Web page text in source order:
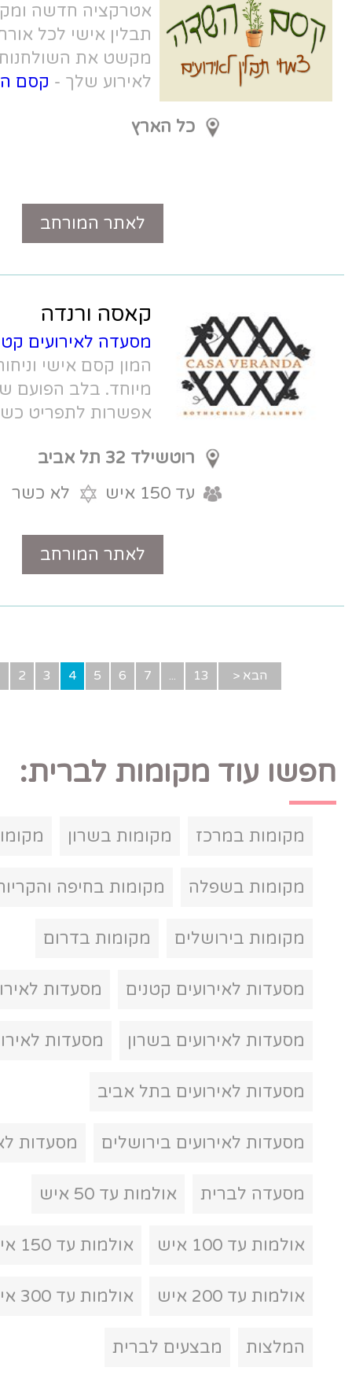
אטרקציה חדשה ומקורית מאוד - צמח
תבלין אישי לכל אורח עם ברכה אישית.
מקשט את השולחנות ומעניק ייחודיות
לאירוע שלך - קסם השדה
טלפון
קאסה ורנדה
מסעדה לאירועים קטנים בתל אביבעם
המון קסם אישי וניחוח ספרדי, לאירוע
מיוחד. בלב הפועם של ת"א, ברוטשילד,
אפשרות לתפריט כשר עם תעודה, כולל
לא כשר
טלפון
> אחורה 1 2 3 5
לברית:
מקומות בשרון מקומות בצפון
מקומות בחיפה והקריות
מקומות בדרום
קטנים מסעדות לאירועים במרכז
בשרון מסעדות לאירועים בצפון
בתל אביב
בירושלים מסעדות לאירועים בדרום
אולמות עד 50 איש
אולמות עד 150 איש
אולמות עד 300 איש מחירים
לברית